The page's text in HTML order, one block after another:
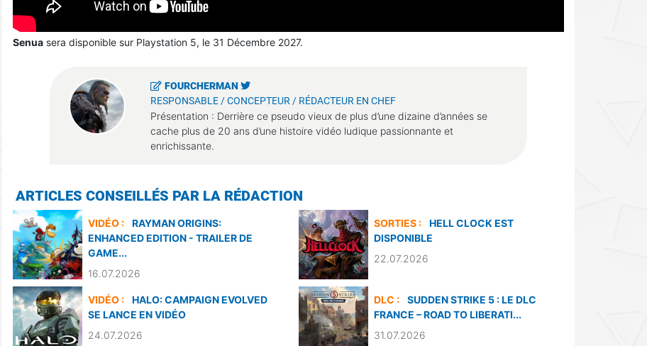
Senuasera disponible sur Playstation 5, le 31 Décembre 2027.
FOURCHERMAN
RESPONSABLE / CONCEPTEUR / RÉDACTEUR EN CHEF
Présentation : Derrière ce pseudo vieux de plus d’une dizaine d’années se
cache plus de 20 ans d’une histoire vidéo ludique passionnante et
enrichissante.
ARTICLES CONSEILLÉS PAR LA RÉDACTION
VIDÉO :
RAYMAN ORIGINS:
ENHANCED EDITION - TRAILER DE
GAME...
16.07.2026
SORTIES :
HELL CLOCK EST
DISPONIBLE
22.07.2026
VIDÉO :
HALO: CAMPAIGN EVOLVED
SE LANCE EN VIDÉO
24.07.2026
DLC :
SUDDEN STRIKE 5 : LE DLC
FRANCE – ROAD TO LIBERATI...
31.07.2026